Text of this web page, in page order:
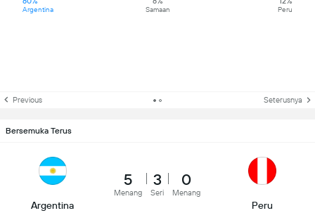
Argentina Samaan Peru
Previous Seterusnya
Bersemuka Terus
Argentina
5
Menang
3
Seri
0
Menang
Peru